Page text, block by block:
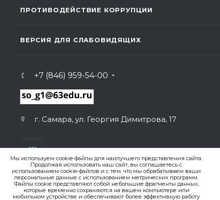
Мы используем cookie-файлы для наилучшего представления сайта.
Продолжая использовать наш сайт, вы соглашаетесь с
использованием cookie-файлов и с тем, что мы обрабатываем ваши
персональные данные с использованием метрических программ.
Файлы cookie представляют собой небольшие фрагменты данных,
которые временно сохраняются на вашем компьютере или
мобильном устройстве и обеспечивают более эффективную работу
ПРОТИВОДЕЙСТВИЕ КОРРУПЦИИ
ВЕРСИЯ ДЛЯ СЛАБОВИДЯЩИХ
+7 (846) 959-54-00
г. Самара, ул. Георгия Димитрова, 17
ВЕРСИЯ ДЛЯ ПЕЧАТИ
ПОЛИТИКА КОНФИДЕНЦИАЛЬНОСТИ